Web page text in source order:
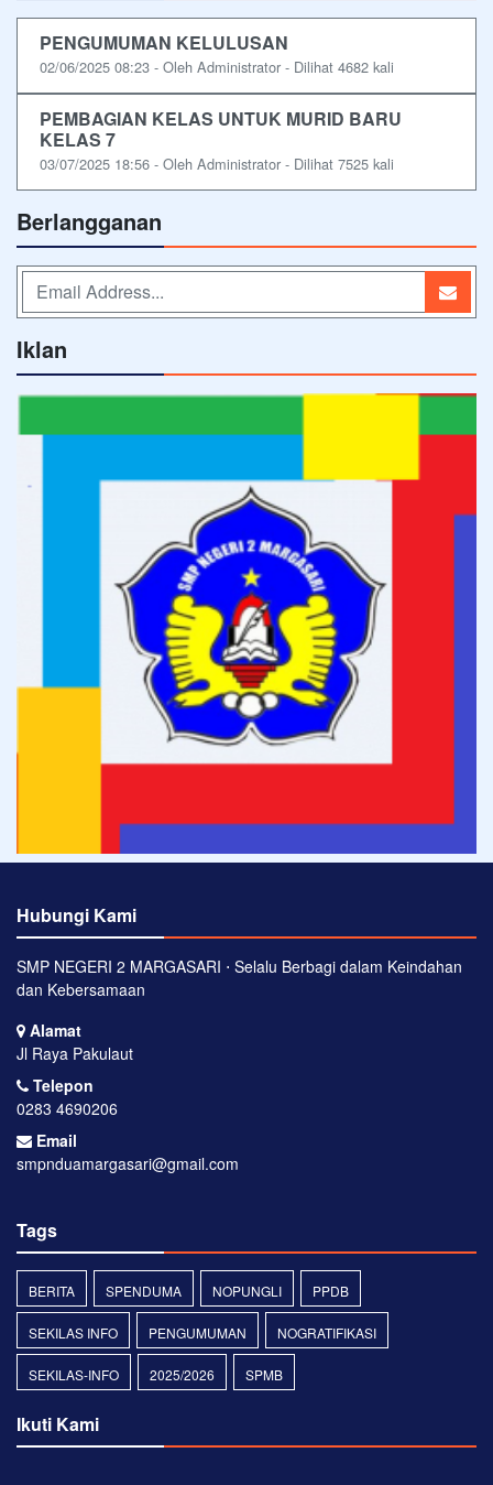
PENGUMUMAN KELULUSAN
02/06/2025 08:23 - Oleh Administrator - Dilihat 4682 kali
PEMBAGIAN KELAS UNTUK MURID BARU
KELAS 7
03/07/2025 18:56 - Oleh Administrator - Dilihat 7525 kali
Berlangganan
Iklan
Hubungi Kami
SMP NEGERI 2 MARGASARI ⋅ Selalu Berbagi dalam Keindahan
dan Kebersamaan
Alamat
Jl Raya Pakulaut
Telepon
0283 4690206
Email
smpnduamargasari@gmail.com
Tags
BERITA SPENDUMA NOPUNGLI PPDB
SEKILAS INFO PENGUMUMAN NOGRATIFIKASI
SEKILAS-INFO 2025/2026 SPMB
Ikuti Kami